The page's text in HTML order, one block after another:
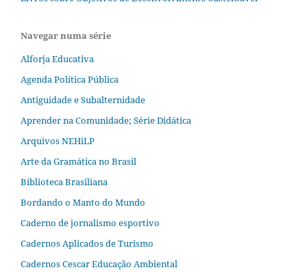
Navegar numa série
Alforja Educativa
Agenda Política Pública
Antiguidade e Subalternidade
Aprender na Comunidade; Série Didática
Arquivos NEHiLP
Arte da Gramática no Brasil
Biblioteca Brasiliana
Bordando o Manto do Mundo
Caderno de jornalismo esportivo
Cadernos Aplicados de Turismo
Cadernos Cescar Educação Ambiental